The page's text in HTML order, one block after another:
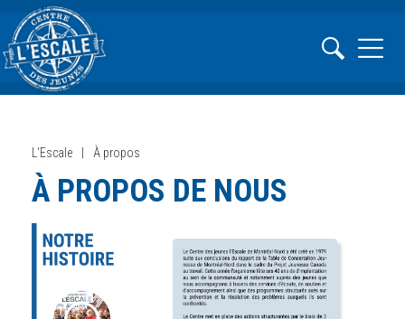
L'Escale À propos
À PROPOS DE NOUS